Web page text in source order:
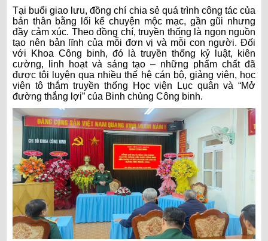
Tại buổi giao lưu, đồng chí chia sẻ quá trình công tác của
bản thân bằng lối kể chuyện mộc mạc, gần gũi nhưng
đầy cảm xúc. Theo đồng chí, truyền thống là ngọn nguồn
tạo nên bản lĩnh của mỗi đơn vị và mỗi con người. Đối
với Khoa Công binh, đó là truyền thống kỷ luật, kiên
cường, linh hoạt và sáng tạo – những phẩm chất đã
được tôi luyện qua nhiều thế hệ cán bộ, giảng viên, học
viên tô thắm truyền thống Học viện Lục quân và “Mở
đường thắng lợi” của Binh chủng Công binh.